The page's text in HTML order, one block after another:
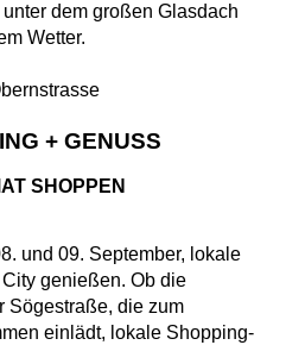
dem großen Glasdach
Wetter.
+ GENUSS
SHOPPEN
und 09. September, lokale
genießen. Ob die
Sögestraße, die zum
einlädt, lokale Shopping-